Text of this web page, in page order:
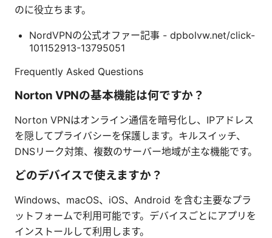
のに役立ちます。
NordVPNの公式オファー記事 - dpbolvw.net/click-
101152913-13795051
Frequently Asked Questions
Norton VPNの基本機能は何ですか？
Norton VPNはオンライン通信を暗号化し、IPアドレス
を隠してプライバシーを保護します。キルスイッチ、
DNSリーク対策、複数のサーバー地域が主な機能です。
どのデバイスで使えますか？
Windows、macOS、iOS、Android を含む主要なプラ
ットフォームで利用可能です。デバイスごとにアプリを
インストールして利用します。